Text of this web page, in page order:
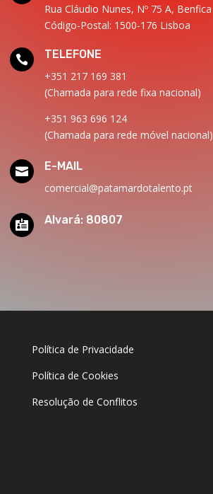
Rua Cláudio Nunes, Nº 75 A, Benfica
Código-Postal: 1500-176 Lisboa

TELEFONE
+351 217 169 381
(Chamada para rede fixa nacional)
+351 963 696 124
(Chamada para rede móvel nacional)

E-MAIL
comercial@patamardotalento.pt
 Alvará: 80807
Política de Privacidade
Política de Cookies
Resolução de Conflitos